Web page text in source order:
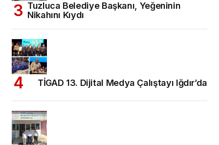
Tuzluca Belediye Başkanı, Yeğeninin
Nikahını Kıydı
TİGAD 13. Dijital Medya Çalıştayı Iğdır’da